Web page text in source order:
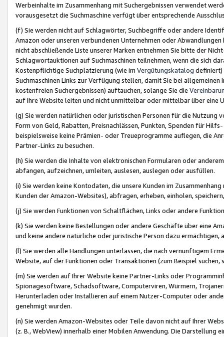
Werbeinhalte im Zusammenhang mit Suchergebnissen verwendet
vorausgesetzt die Suchmaschine verfügt über entsprechende
(f) Sie werden nicht auf Schlagwörter, Suchbegriffe oder andere
Amazon oder unseren verbundenen Unternehmen oder
nicht abschließende Liste unserer Marken entnehmen Sie bitte der
Schlagwortauktionen auf Suchmaschinen teilnehmen, wenn die sich
Kostenpflichtige Suchplatzierung (wie im Vergütungskatalog definiert)
Suchmaschinen Links zur Verfügung stellen, damit Sie bei
kostenfreien Suchergebnissen) auftauchen, solange Sie die
auf Ihre Website leiten und nicht unmittelbar oder mittelbar über eine
(g) Sie werden natürlichen oder juristischen Personen für die Nutzung
Form von Geld, Rabatten, Preisnachlässen, Punkten, Spenden für
beispielsweise keine Prämien- oder Treueprogramme auflegen, die
Partner-Links zu besuchen.
(h) Sie werden die Inhalte von elektronischen Formularen oder
abfangen, aufzeichnen, umleiten, auslesen, auslegen oder ausfüllen.
(i) Sie werden keine Kontodaten, die unsere Kunden im
Kunden der Amazon-Websites), abfragen, erheben, einholen,
(j) Sie werden Funktionen von Schaltflächen, Links oder andere
(k) Sie werden keine Bestellungen oder andere Geschäfte über eine
und keine andere natürliche oder juristische Person dazu
(l) Sie werden alle Handlungen unterlassen, die nach vernünftigem
Website, auf der Funktionen oder Transaktionen (zum Beispiel
(m) Sie werden auf Ihrer Website keine Partner-Links oder
Spionagesoftware, Schadsoftware, Computerviren, Würmern,
Herunterladen oder Installieren auf einem Nutzer-Computer oder
genehmigt wurden.
(n) Sie werden Amazon-Websites oder Teile davon nicht auf Ihrer
(z. B., WebView) innerhalb einer Mobilen Anwendung. Die Darstellung